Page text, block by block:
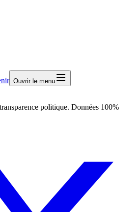
Ouvrir le menu
politique. Données 100%